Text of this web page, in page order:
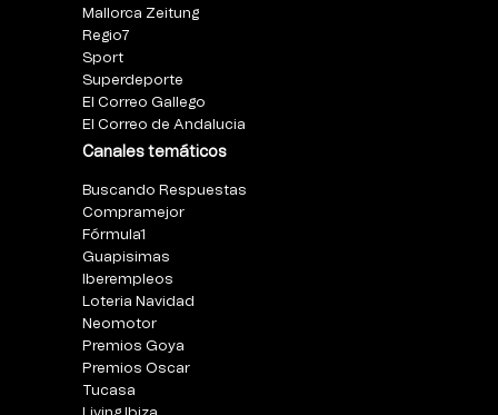
Mallorca Zeitung
Regio7
Sport
Superdeporte
El Correo Gallego
El Correo de Andalucia
Canales temáticos
Buscando Respuestas
Compramejor
Fórmula1
Guapisimas
Iberempleos
Loteria Navidad
Neomotor
Premios Goya
Premios Oscar
Tucasa